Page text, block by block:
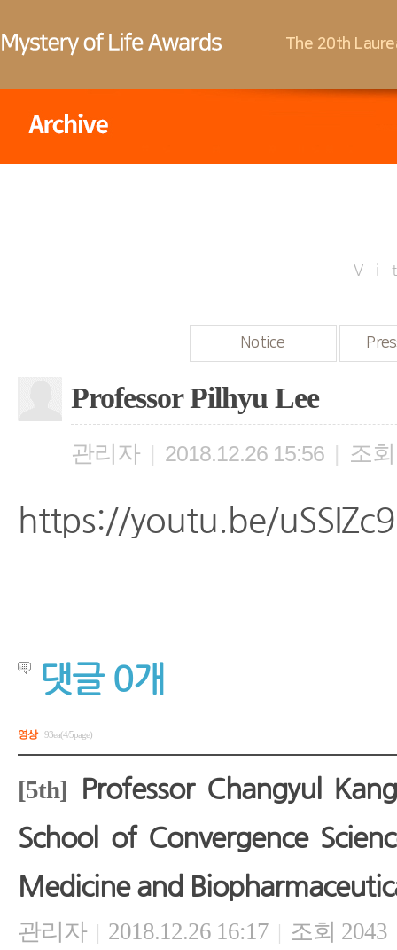
The 20th
Notice
Professor Pilhyu Lee
관리자 2018.12.26 15:56 조회
https://youtu.be/
댓글 0개
영상 93ea(4/5page)
[5th] Professor Changyul
School of Convergence
Medicine and
관리자 | 2018.12.26 16:17 | 조회 2043